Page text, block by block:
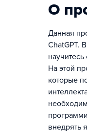
О
Данная
ChatGPT.
На этой
которые
внедрять